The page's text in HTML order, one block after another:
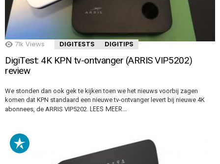
71k Views DIGITESTS DIGITIPS
DigiTest: 4K KPN tv-ontvanger (ARRIS VIP5202)
review
We stonden dan ook gek te kijken toen we het nieuws voorbij zagen
komen dat KPN standaard een nieuwe tv-ontvanger levert bij nieuwe 4K
abonnees, de ARRIS VIP5202. LEES MEER…